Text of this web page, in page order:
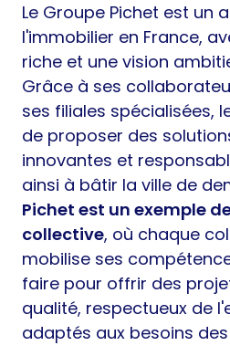
Le Groupe Pichet est un
l'immobilier en France,
riche et une vision
Grâce à ses
ses filiales spécialisées,
de proposer des
innovantes et
ainsi à bâtir la ville de
Pichet est un exemple
collective, où chaque
mobilise ses
faire pour offrir des
qualité, respectueux de
adaptés aux besoins